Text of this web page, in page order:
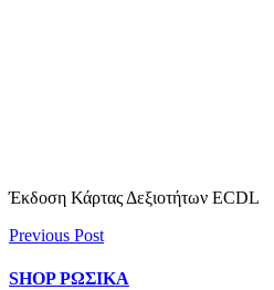
Έκδοση Κάρτας Δεξιοτήτων ECDL
Previous Post
SHOP ΡΩΣΙΚΑ